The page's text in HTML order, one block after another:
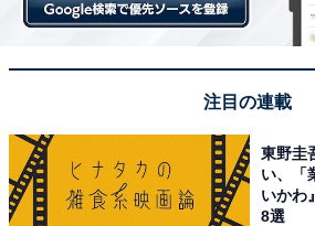
桜色の美しさと、桜の香りに癒
注目の連載
東野圭
い、「
いかわ
8選